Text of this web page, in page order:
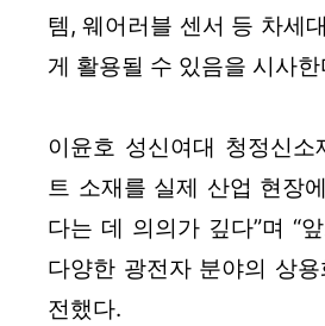
템, 웨어러블 센서 등 차세
게 활용될 수 있음을 시사한
이윤호 성신여대 청정신소
트 소재를 실제 산업 현장
다는 데 의의가 깊다”며 “
다양한 광전자 분야의 상
전했다.